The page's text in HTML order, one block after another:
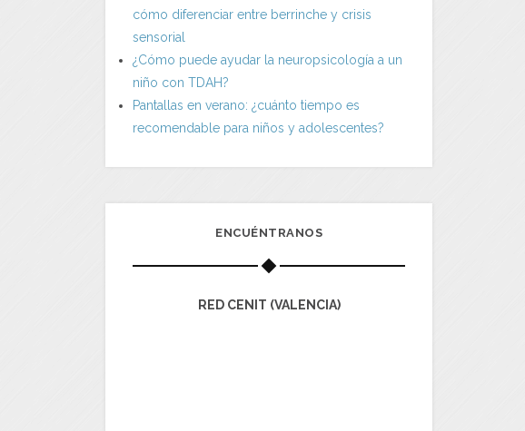
cómo diferenciar entre berrinche y crisis
sensorial
¿Cómo puede ayudar la neuropsicología a un
niño con TDAH?
Pantallas en verano: ¿cuánto tiempo es
recomendable para niños y adolescentes?
ENCUÉNTRANOS
RED CENIT (VALENCIA)